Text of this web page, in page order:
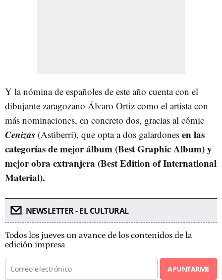
Y la nómina de españoles de este año cuenta con el
dibujante zaragozano Álvaro Ortiz como el artista con
más nominaciones, en concreto dos, gracias al cómic
Cenizas (Astiberri), que opta a dos galardones en las
categorías de mejor álbum (Best Graphic Album) y
mejor obra extranjera (Best Edition of International
Material).
NEWSLETTER - EL CULTURAL
Todos los jueves un avance de los contenidos de la
edición impresa
APUNTARME